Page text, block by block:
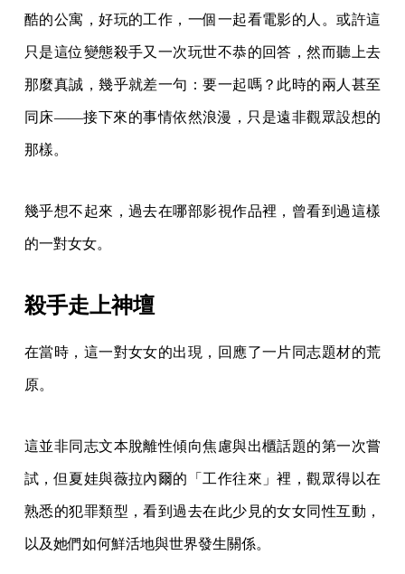
酷的公寓，好玩的工作，一個一起看電影的人。或許這
只是這位變態殺手又一次玩世不恭的回答，然而聽上去
那麼真誠，幾乎就差一句：要一起嗎？此時的兩人甚至
同床——接下來的事情依然浪漫，只是遠非觀眾設想的
那樣。
幾乎想不起來，過去在哪部影視作品裡，曾看到過這樣
的一對女女。
殺手走上神壇
在當時，這一對女女的出現，回應了一片同志題材的荒
原。
這並非同志文本脫離性傾向焦慮與出櫃話題的第一次嘗
試，但夏娃與薇拉內爾的「工作往來」裡，觀眾得以在
熟悉的犯罪類型，看到過去在此少見的女女同性互動，
以及她們如何鮮活地與世界發生關係。